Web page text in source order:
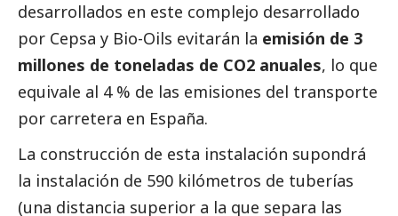
desarrollados en este complejo desarrollado
por Cepsa y Bio-Oils evitarán la emisión de 3
millones de toneladas de CO2 anuales, lo que
equivale al 4 % de las emisiones del transporte
por carretera en España.
La construcción de esta instalación supondrá
la instalación de 590 kilómetros de tuberías
(una distancia superior a la que separa las